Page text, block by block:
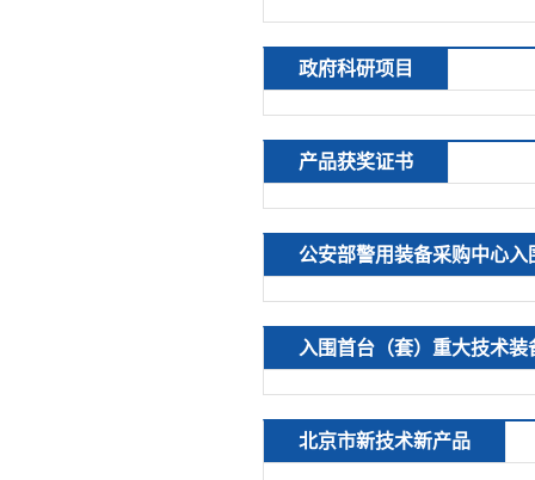
政府科研项目
产品获奖证书
公安部警用装备采购中心入
入围首台（套）重大技术装
北京市新技术新产品